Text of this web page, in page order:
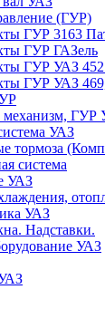
(ГУР)
ГУР 3163
ГУР ГАЗель
ГУР УАЗ
ГУР УАЗ
механизм, ГУР
УАЗ
тормоза
система
УАЗ
УАЗ
Надставки.
УАЗ